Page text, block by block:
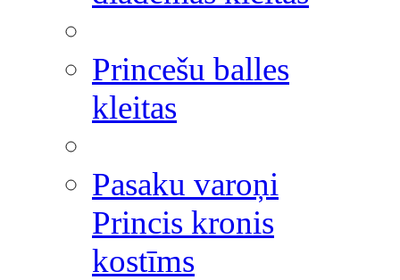
Princešu balles
kleitas
Pasaku varoņi
Princis kronis
kostīms